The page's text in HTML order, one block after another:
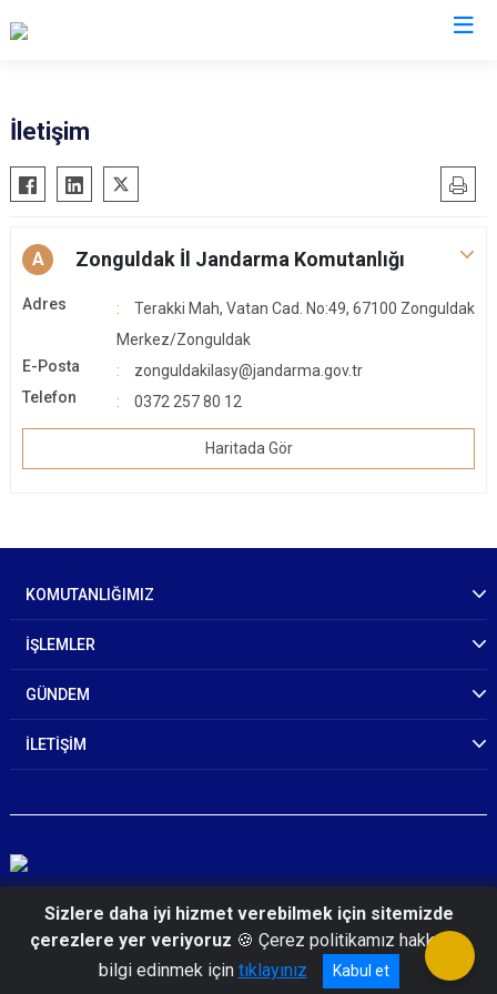
İletişim
A Zonguldak İl Jandarma Komutanlığı
Adres
Terakki Mah, Vatan Cad. No:49, 67100 Zonguldak
Merkez/Zonguldak
E-Posta
zonguldakilasy@jandarma.gov.tr
Telefon
0372 257 80 12
Haritada Gör
KOMUTANLIĞIMIZ
İŞLEMLER
GÜNDEM
İLETİŞİM
© 2026 Zonguldak İl Jandarma Komutanlığı
Sizlere daha iyi hizmet verebilmek için sitemizde
çerezlere yer veriyoruz 🍪 Çerez politikamız hakkında
bilgi edinmek için tıklayınız Kabul et